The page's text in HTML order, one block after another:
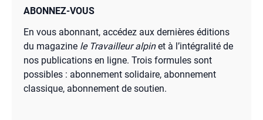
ABONNEZ-VOUS
En vous abonnant, accédez aux dernières éditions
du magazine le Travailleur alpinet à l’intégralité de
nos publications en ligne. Trois formules sont
possibles : abonnement solidaire, abonnement
classique, abonnement de soutien.